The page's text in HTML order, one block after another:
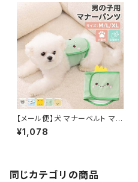
【メール便】犬 マナーベルト マナ
ーパンツ 男の子 雄犬 小型犬
ペット用品 ドックウェア おむつ
¥1,078
同じカテゴリの商品